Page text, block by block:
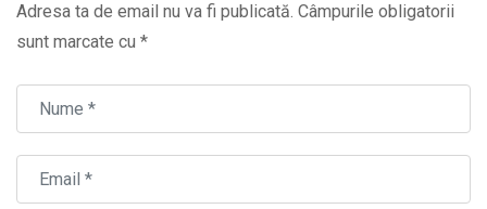
Adresa ta de email nu va fi publicată. Câmpurile obligatorii
sunt marcate cu *